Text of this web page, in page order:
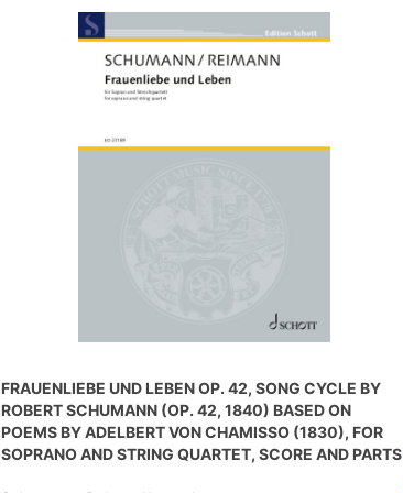
FRAUENLIEBE UND LEBEN OP. 42, SONG CYCLE BY
ROBERT SCHUMANN (OP. 42, 1840) BASED ON
POEMS BY ADELBERT VON CHAMISSO (1830), FOR
SOPRANO AND STRING QUARTET, SCORE AND PARTS